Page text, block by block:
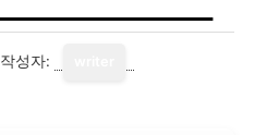
작성자: